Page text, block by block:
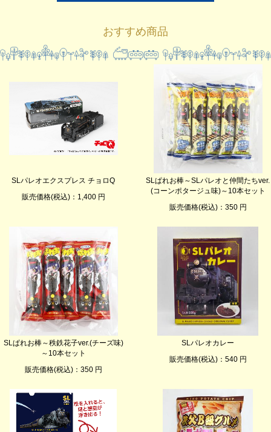
おすすめ商品
SLパレオエクスプレス チョロQ
販売価格(税込)：1,400 円
SLぱれお棒～SLパレオと仲間たちver.
(コーンポタージュ味)～10本セット
販売価格(税込)：350 円
SLぱれお棒～秩鉄花子ver.(チーズ味)
～10本セット
販売価格(税込)：350 円
SLパレオカレー
販売価格(税込)：540 円